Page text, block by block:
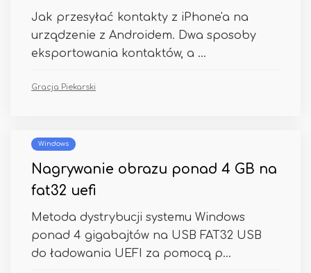
Jak przesyłać kontakty z iPhone'a na
urządzenie z Androidem. Dwa sposoby
eksportowania kontaktów, a ...
Gracja Piekarski
Windows
Nagrywanie obrazu ponad 4 GB na
fat32 uefi
Metoda dystrybucji systemu Windows
ponad 4 gigabajtów na USB FAT32 USB
do ładowania UEFI za pomocą p...